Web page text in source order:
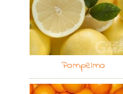
Pompelmo